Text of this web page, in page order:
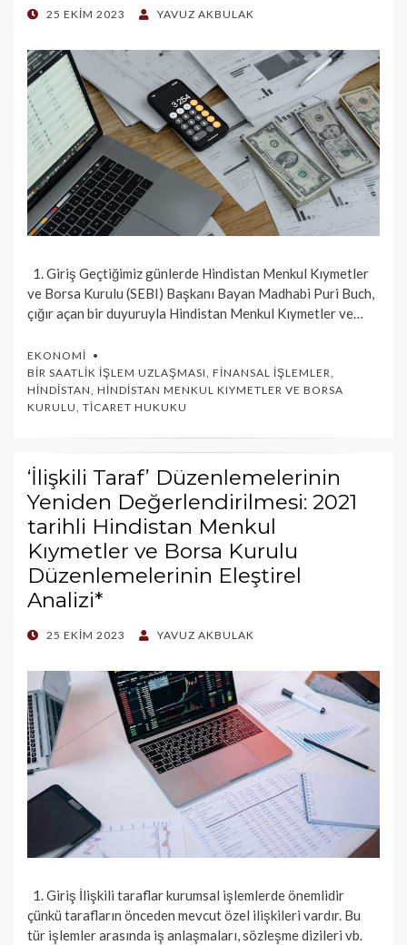
POSTED
25 EKIM 2023 YAVUZ AKBULAK
1. Giriş Geçtiğimiz günlerde Hindistan Menkul Kıymetler
ve Borsa Kurulu (SEBI) Başkanı Bayan Madhabi Puri Buch,
çığır açan bir duyuruyla Hindistan Menkul Kıymetler ve…
EKONOMI
BIR SAATLIK İŞLEM UZLAŞMASI, FINANSAL İŞLEMLER,
HINDISTAN, HINDISTAN MENKUL KIYMETLER VE BORSA
KURULU, TICARET HUKUKU
‘İlişkili Taraf’ Düzenlemelerinin
Yeniden Değerlendirilmesi: 2021
tarihli Hindistan Menkul
Kıymetler ve Borsa Kurulu
Düzenlemelerinin Eleştirel
Analizi*
POSTED
25 EKIM 2023 YAVUZ AKBULAK
1. Giriş İlişkili taraflar kurumsal işlemlerde önemlidir
çünkü tarafların önceden mevcut özel ilişkileri vardır. Bu
tür işlemler arasında iş anlaşmaları, sözleşme dizileri vb.